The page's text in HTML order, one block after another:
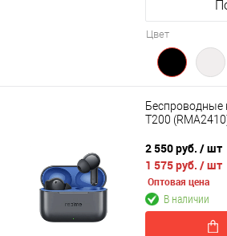
Цвет
Беспроводные
T200
2 550 руб. / шт
1 575 руб. / шт
Оптовая цена
В наличии